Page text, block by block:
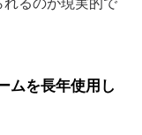
ムを長年使用し